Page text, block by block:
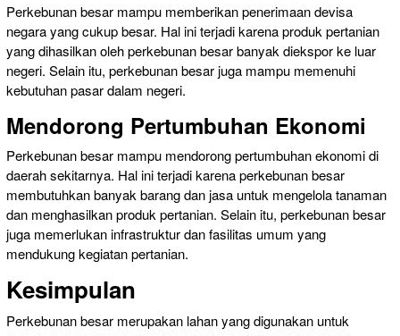
Perkebunan besar mampu memberikan penerimaan devisa
negara yang cukup besar. Hal ini terjadi karena produk pertanian
yang dihasilkan oleh perkebunan besar banyak diekspor ke luar
negeri. Selain itu, perkebunan besar juga mampu memenuhi
kebutuhan pasar dalam negeri.
Mendorong Pertumbuhan Ekonomi
Perkebunan besar mampu mendorong pertumbuhan ekonomi di
daerah sekitarnya. Hal ini terjadi karena perkebunan besar
membutuhkan banyak barang dan jasa untuk mengelola tanaman
dan menghasilkan produk pertanian. Selain itu, perkebunan besar
juga memerlukan infrastruktur dan fasilitas umum yang
mendukung kegiatan pertanian.
Kesimpulan
Perkebunan besar merupakan lahan yang digunakan untuk